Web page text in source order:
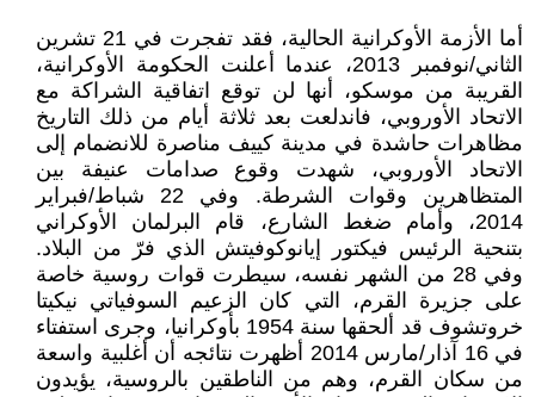
أما الأزمة الأوكرانية الحالية، فقد تفجرت في 21 تشرين
الثاني/نوفمبر 2013، عندما أعلنت الحكومة الأوكرانية،
القريبة من موسكو، أنها لن توقع اتفاقية الشراكة مع
الاتحاد الأوروبي، فاندلعت بعد ثلاثة أيام من ذلك التاريخ
مظاهرات حاشدة في مدينة كييف مناصرة للانضمام إلى
الاتحاد الأوروبي، شهدت وقوع صدامات عنيفة بين
المتظاهرين وقوات الشرطة. وفي 22 شباط/فبراير
2014، وأمام ضغط الشارع، قام البرلمان الأوكراني
بتنحية الرئيس فيكتور إيانوكوفيتش الذي فرّ من البلاد.
وفي 28 من الشهر نفسه، سيطرت قوات روسية خاصة
على جزيرة القرم، التي كان الزعيم السوفياتي نيكيتا
خروتشوف قد ألحقها سنة 1954 بأوكرانيا، وجرى استفتاء
في 16 آذار/مارس 2014 أظهرت نتائجه أن أغلبية واسعة
من سكان القرم، وهم من الناطقين بالروسية، يؤيدون